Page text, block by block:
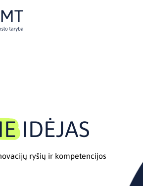
IDĖJAS
ryšių ir kompetencijos